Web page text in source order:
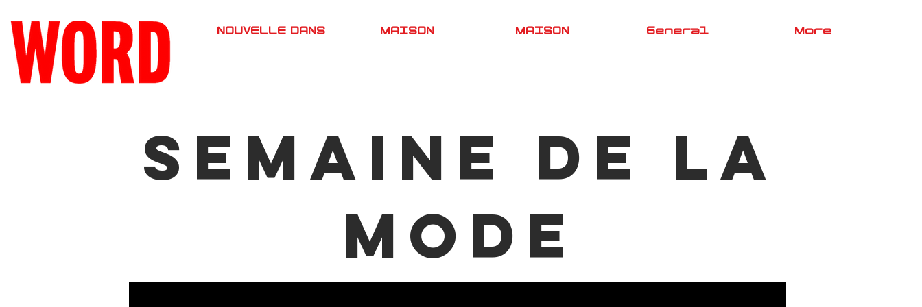
NOUVELLE DANS MAISON MAISON General More
Semaine de la
mode